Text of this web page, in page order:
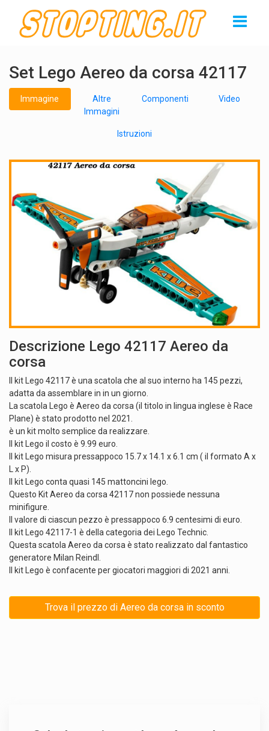
Set Lego Aereo da corsa 42117
Immagine
Altre
Immagini
Componenti Video
Istruzioni
Descrizione Lego 42117 Aereo da
corsa
Il kit Lego 42117 è una scatola che al suo interno ha 145 pezzi,
adatta da assemblare in in un giorno.
La scatola Lego è Aereo da corsa (il titolo in lingua inglese è Race
Plane) è stato prodotto nel 2021.
è un kit molto semplice da realizzare.
Il kit Lego il costo è 9.99 euro.
Il kit Lego misura pressappoco 15.7 x 14.1 x 6.1 cm ( il formato A x
L x P).
Il kit Lego conta quasi 145 mattoncini lego.
Questo Kit Aereo da corsa 42117 non possiede nessuna
minifigure.
Il valore di ciascun pezzo è pressappoco 6.9 centesimi di euro.
Il kit Lego 42117-1 è della categoria dei Lego Technic.
Questa scatola Aereo da corsa è stato realizzato dal fantastico
generatore Milan Reindl.
Il kit Lego è confacente per giocatori maggiori di 2021 anni.
Trova il prezzo di Aereo da corsa in sconto